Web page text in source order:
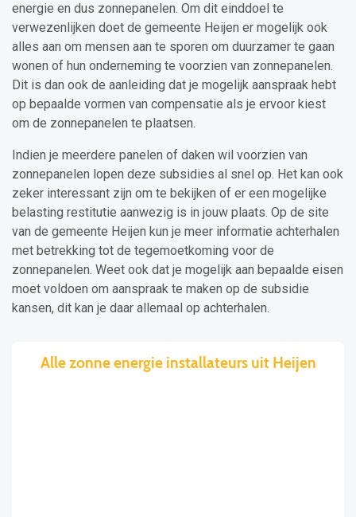
energie en dus zonnepanelen. Om dit einddoel te
verwezenlijken doet de gemeente Heijen er mogelijk ook
alles aan om mensen aan te sporen om duurzamer te gaan
wonen of hun onderneming te voorzien van zonnepanelen.
Dit is dan ook de aanleiding dat je mogelijk aanspraak hebt
op bepaalde vormen van compensatie als je ervoor kiest
om de zonnepanelen te plaatsen.
Indien je meerdere panelen of daken wil voorzien van
zonnepanelen lopen deze subsidies al snel op. Het kan ook
zeker interessant zijn om te bekijken of er een mogelijke
belasting restitutie aanwezig is in jouw plaats. Op de site
van de gemeente Heijen kun je meer informatie achterhalen
met betrekking tot de tegemoetkoming voor de
zonnepanelen. Weet ook dat je mogelijk aan bepaalde eisen
moet voldoen om aanspraak te maken op de subsidie
kansen, dit kan je daar allemaal op achterhalen.
Alle zonne energie installateurs uit Heijen